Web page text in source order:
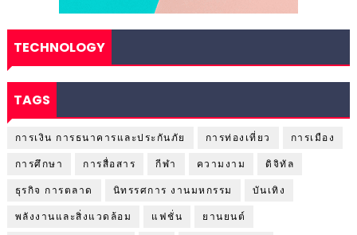
TECHNOLOGY
TAGS
การเงิน การธนาคารและประกันภัย การท่องเที่ยว
การเมือง
การศึกษา
การสื่อสาร กีฬา ความงาม
ดิจิทัล
ธุรกิจ การตลาด
นิทรรศการ งานมหกรรม
บันเทิง
พลังงานและสิ่งแวดล้อม
แฟชั่น
ยานยนต์